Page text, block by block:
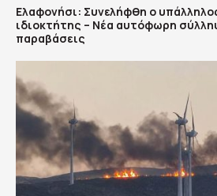
Ελαφονήσι: Συνελήφθη ο
ιδιοκτήτης – Νέα αυτόφωρη
παραβάσεις